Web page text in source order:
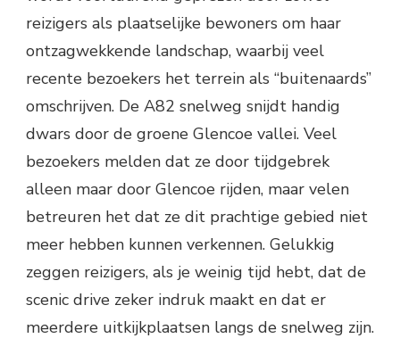
reizigers als plaatselijke bewoners om haar
ontzagwekkende landschap, waarbij veel
recente bezoekers het terrein als “buitenaards”
omschrijven. De A82 snelweg snijdt handig
dwars door de groene Glencoe vallei. Veel
bezoekers melden dat ze door tijdgebrek
alleen maar door Glencoe rijden, maar velen
betreuren het dat ze dit prachtige gebied niet
meer hebben kunnen verkennen. Gelukkig
zeggen reizigers, als je weinig tijd hebt, dat de
scenic drive zeker indruk maakt en dat er
meerdere uitkijkplaatsen langs de snelweg zijn.